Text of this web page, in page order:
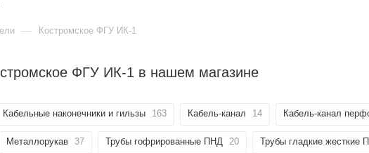
— Костромское ФГУ ИК-1
ФГУ ИК-1 в нашем магазине
Кабельные наконечники и гильзы 163 Кабель-канал 14 Кабель-канал
Металлорукав 37 Трубы гофрированные ПНД 20 Трубы гладкие жесткие